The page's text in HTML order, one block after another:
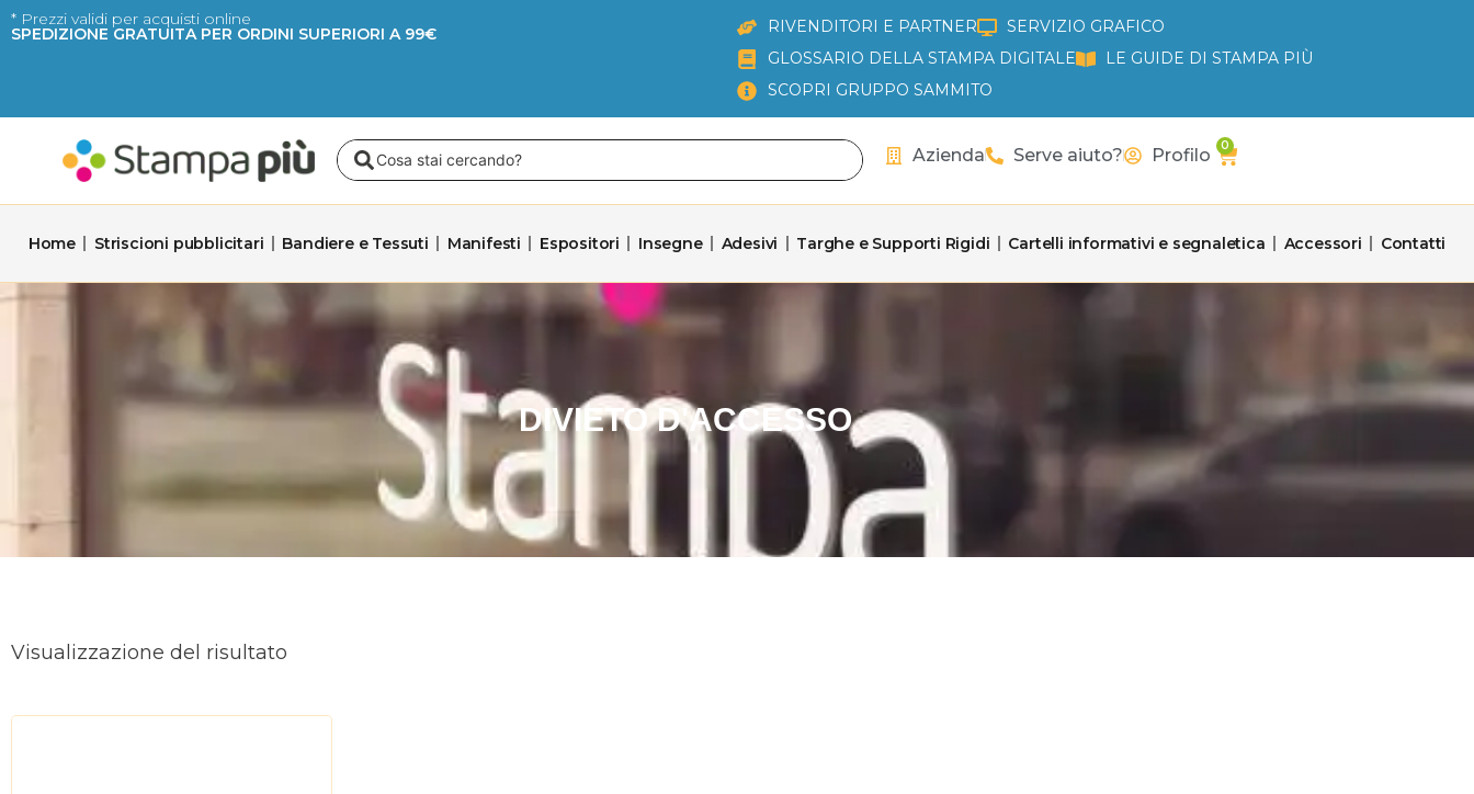
Vai
al
* Prezzi validi per acquisti online
SPEDIZIONE GRATUITA PER ORDINI SUPERIORI A 99€ RIVENDITORI E PARTNER
SERVIZIO GRAFICO
GLOSSARIO DELLA STAMPA DIGITALE
LE GUIDE DI STAMPA PIÙ
SCOPRI GRUPPO SAMMITO
Search
Azienda Serve aiuto? Profilo 0
Carrello
Home Striscioni pubblicitari Bandiere e Tessuti Manifesti Espositori Insegne Adesivi Targhe e Supporti Rigidi Cartelli informativi e segnaletica Accessori Contatti
DIVIETO D'ACCESSO
Visualizzazione del risultato